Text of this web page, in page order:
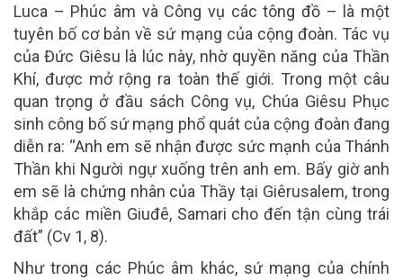
Luca – Phúc âm và Công vụ các tông đồ – là một
tuyên bố cơ bản về sứ mạng của cộng đoàn. Tác vụ
của Đức Giêsu là lúc này, nhờ quyền năng của Thần
Khí, được mở rộng ra toàn thế giới. Trong một câu
quan trọng ở đầu sách Công vụ, Chúa Giêsu Phục
sinh công bố sứ mạng phổ quát của cộng đoàn đang
diễn ra: “Anh em sẽ nhận được sức mạnh của Thánh
Thần khi Người ngự xuống trên anh em. Bấy giờ anh
em sẽ là chứng nhân của Thầy tại Giêrusalem, trong
khắp các miền Giuđê, Samari cho đến tận cùng trái
đất” (Cv 1, 8).
Như trong các Phúc âm khác, sứ mạng của chính